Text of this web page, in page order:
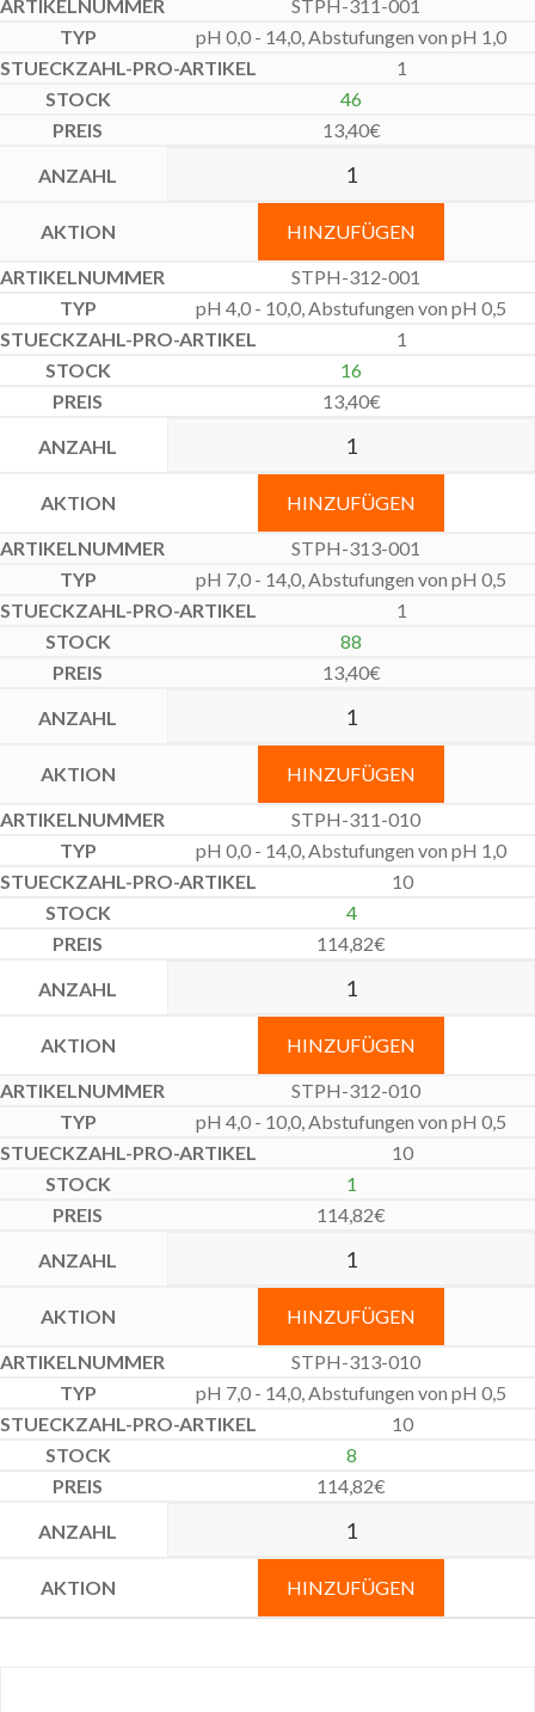
STPH-311-001
pH 0,0 - 14,0, Abstufungen von pH 1,0
1
46
13,40€
HINZUFÜGEN
STPH-312-001
pH 4,0 - 10,0, Abstufungen von pH 0,5
1
16
13,40€
HINZUFÜGEN
STPH-313-001
pH 7,0 - 14,0, Abstufungen von pH 0,5
1
88
13,40€
HINZUFÜGEN
STPH-311-010
pH 0,0 - 14,0, Abstufungen von pH 1,0
10
4
114,82€
HINZUFÜGEN
STPH-312-010
pH 4,0 - 10,0, Abstufungen von pH 0,5
10
1
114,82€
HINZUFÜGEN
STPH-313-010
pH 7,0 - 14,0, Abstufungen von pH 0,5
10
8
114,82€
HINZUFÜGEN